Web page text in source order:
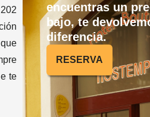
te
encuentras un
bajo, te
diferencia.
RESERVA